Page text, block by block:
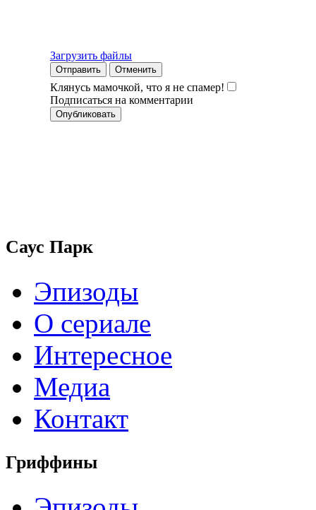
Загрузить файлы
Отправить Отменить
Клянусь мамочкой, что я не спамер!
Подписаться на комментарии
Саус Парк
Эпизоды
О сериале
Интересное
Медиа
Контакт
Гриффины